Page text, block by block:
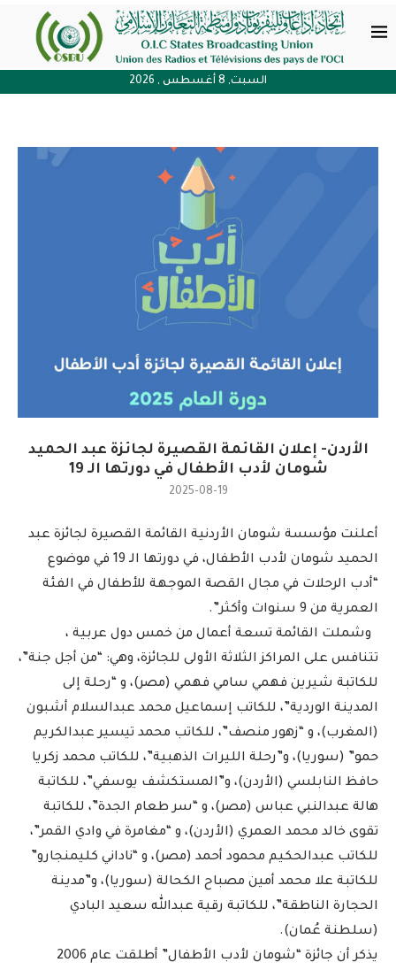
السبت, 8 أغسطس , 2026
الأردن- إعلان القائمة القصيرة لجائزة عبد الحميد
شومان لأدب الأطفال في دورتها الـ 19
2025-08-19
أعلنت مؤسسة شومان الأردنية القائمة القصيرة لجائزة عبد
الحميد شومان لأدب الأطفال، في دورتها الـ 19 في موضوع
“أدب الرحلات في مجال القصة الموجهة للأطفال في الفئة
العمرية من 9 سنوات وأكثر”.
وشملت القائمة تسعة أعمال من خمس دول عربية ،
تتنافس على المراكز الثلاثة الأولى للجائزة، وهي: “من أجل جنة”،
للكاتبة شيرين فهمي سامي فهمي (مصر)، و “رحلة إلى
المدينة الوردية”، للكاتب إسماعيل محمد عبدالسلام أشبون
(المغرب)، و “زهور منصف”، للكاتب محمد تيسير عبدالكريم
حمو” (سوريا)، و”رحلة الليرات الذهبية”، للكاتب محمد زكريا
حافظ النابلسي (الأردن)، و”المستكشف يوسفي”، للكاتبة
هالة عبدالنبي عباس (مصر)، و “سر طعام الجدة”، للكاتبة
تقوى خالد محمد العمري (الأردن)، و “مغامرة في وادي القمر”،
للكاتب عبدالحكيم محمود أحمد (مصر)، و “ناداني كليمنجارو”
للكاتبة علا محمد أمين مصباح الكحالة (سوريا)، و”مدينة
الحجارة الناطقة”، للكاتبة رقية عبدالله سعيد البادي
(سلطنة عُمان).
يذكر أن جائزة “شومان لأدب الأطفال” أطلقت عام 2006